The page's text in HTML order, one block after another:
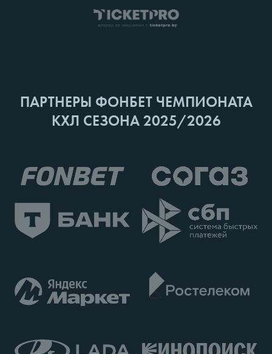
ПАРТНЕРЫ ФОНБЕТ ЧЕМПИОНАТА
КХЛ СЕЗОНА 2025/2026